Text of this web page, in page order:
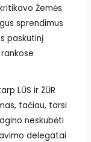
Žemės
sprendimus
paskutinį
LŪS ir ŽŪR
tačiau, tarsi
neskubėti
delegatai